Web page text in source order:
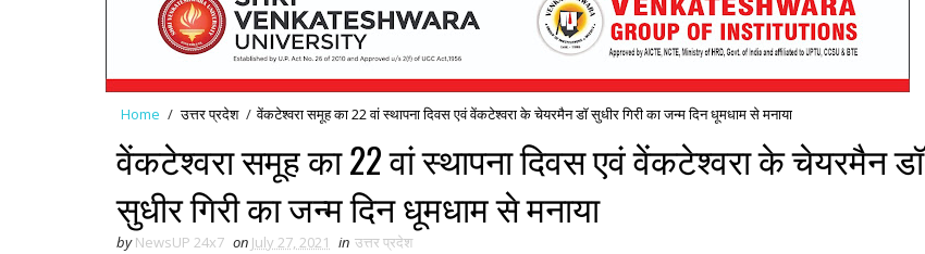
Home / उत्तर प्रदेश / वेंकटेश्वरा समूह का 22 वां स्थापना दिवस एवं वेंकटेश्वरा के चेयरमैन डॉ सुधीर गिरी का जन्म दिन धूमधाम से मनाया
वेंकटेश्वरा समूह का 22 वां स्थापना दिवस एवं वेंकटेश्वरा के चेयरमैन डॉ
सुधीर गिरी का जन्म दिन धूमधाम से मनाया
by NewsUP 24x7 on July 27, 2021 in उत्तर प्रदेश